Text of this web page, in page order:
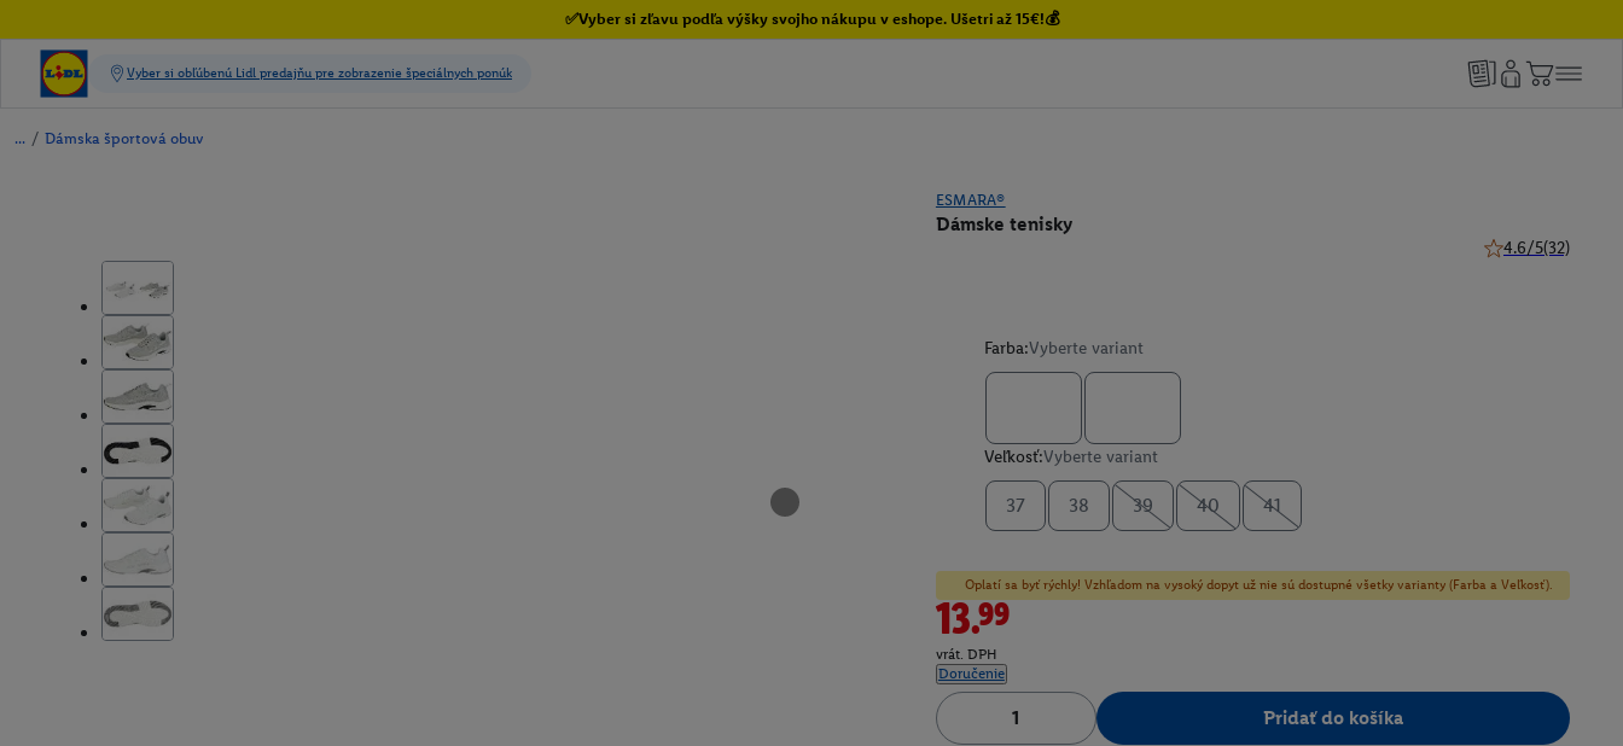
✅Vyber si zľavu podľa výšky svojho nákupu v eshope. Ušetri až 15€!💰
/ Dámska športová obuv
ESMARA®
Dámske tenisky
4.6/5(32)
Farba:Vyberte variant
Veľkosť:Vyberte variant
37 38 39 40 41
Oplatí sa byť rýchly! Vzhľadom na vysoký dopyt už nie sú dostupné všetky varianty (Farba a Veľkosť).
13.99
vrát. DPH
Doručenie
Pridať do košíka